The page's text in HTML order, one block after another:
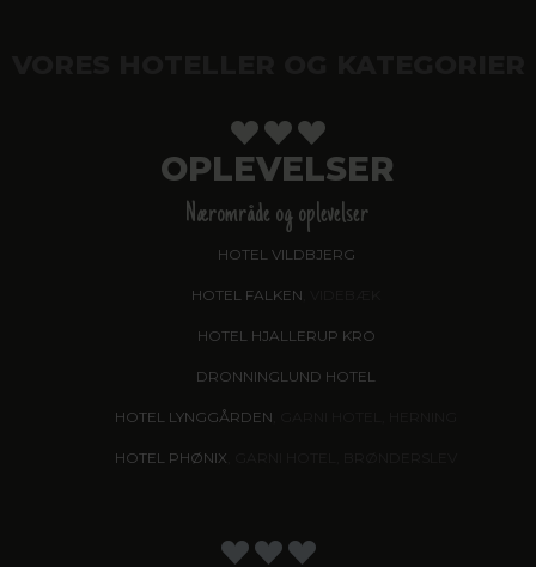
OPLEVELSER
Nærområde og oplevelser
HOTEL VILDBJERG
HOTEL FALKEN
HOTEL HJALLERUP KRO
DRONNINGLUND HOTEL
HOTEL LYNGGÅRDEN
HOTEL PHØNIX